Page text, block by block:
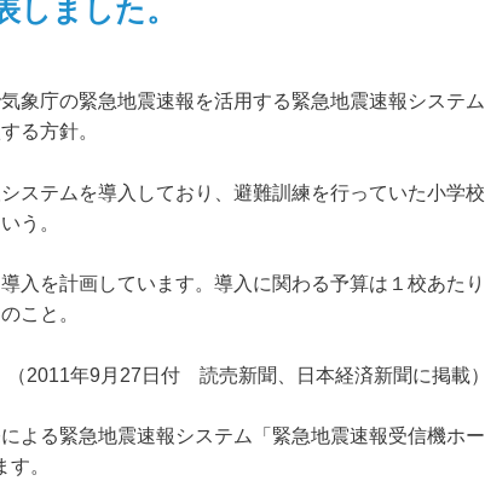
しました。
象庁の緊急地震速報を活用する緊急地震速報システム
る方針。
ステムを導入しており、避難訓練を行っていた小学校
う。
入を計画しています。導入に関わる予算は１校あたり
こと。
（2011年9月27日付 読売新聞、日本経済新聞に掲載）
よる緊急地震速報システム「緊急地震速報受信機ホー
。